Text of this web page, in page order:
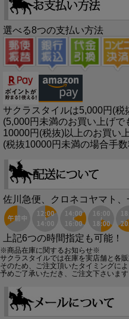
選べる8つの支払い方法
サクラスタイルは5,000円(税
(5,000円未満のお買い上げ
10000円(税抜)以上のお買い
(税抜10000円未満の場合手
佐川急便、クロネコヤマト
上記6つの時間指定も可能！
※商品在庫に関するお知らせ※
サクラスタイルでは在庫を実店舗と各販
そのため、ご注文頂いたタイミングに
予めご了承いただき、ご注文下さいま